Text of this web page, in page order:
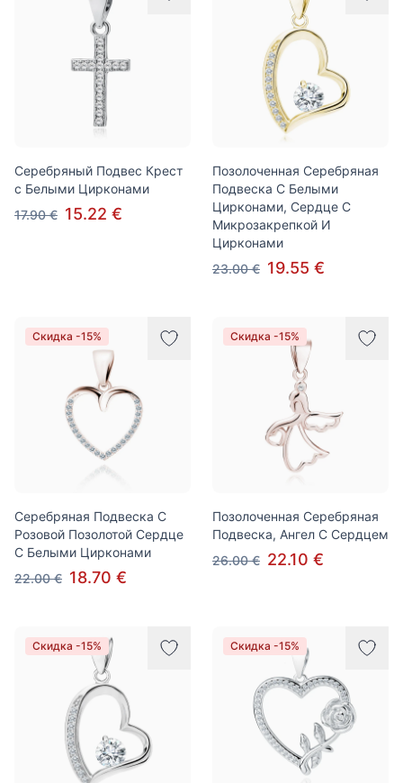
Серебряный Подвес Крест
с Белыми Цирконами
17.90 € 15.22 €
Позолоченная Серебряная
Подвеска С Белыми
Цирконами, Сердце С
Микрозакрепкой И
Цирконами
23.00 € 19.55 €
Скидка -15%
Серебряная Подвеска С
Розовой Позолотой Сердце
С Белыми Цирконами
22.00 € 18.70 €
Скидка -15%
Позолоченная Серебряная
Подвеска, Ангел С Сердцем
26.00 € 22.10 €
Скидка -15% Скидка -15%